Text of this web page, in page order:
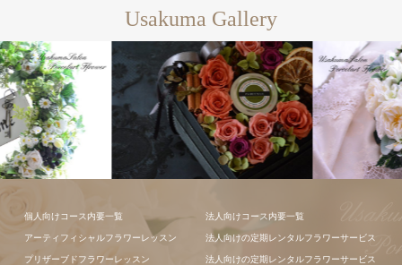
Usakuma Gallery
ンジメント
個人向けコース内要一覧
アーティフィシャルフラワーレッスン
プリザーブドフラワーレッスン
法人向けコース内要一覧
法人向けの定期レンタルフラワーサービス
法人向けの定期レンタルフラワーサービス